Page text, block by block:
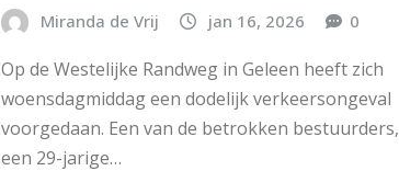
Miranda de Vrij jan 16, 2026 0
Op de Westelijke Randweg in Geleen heeft zich
woensdagmiddag een dodelijk verkeersongeval
voorgedaan. Een van de betrokken bestuurders,
een 29-jarige…